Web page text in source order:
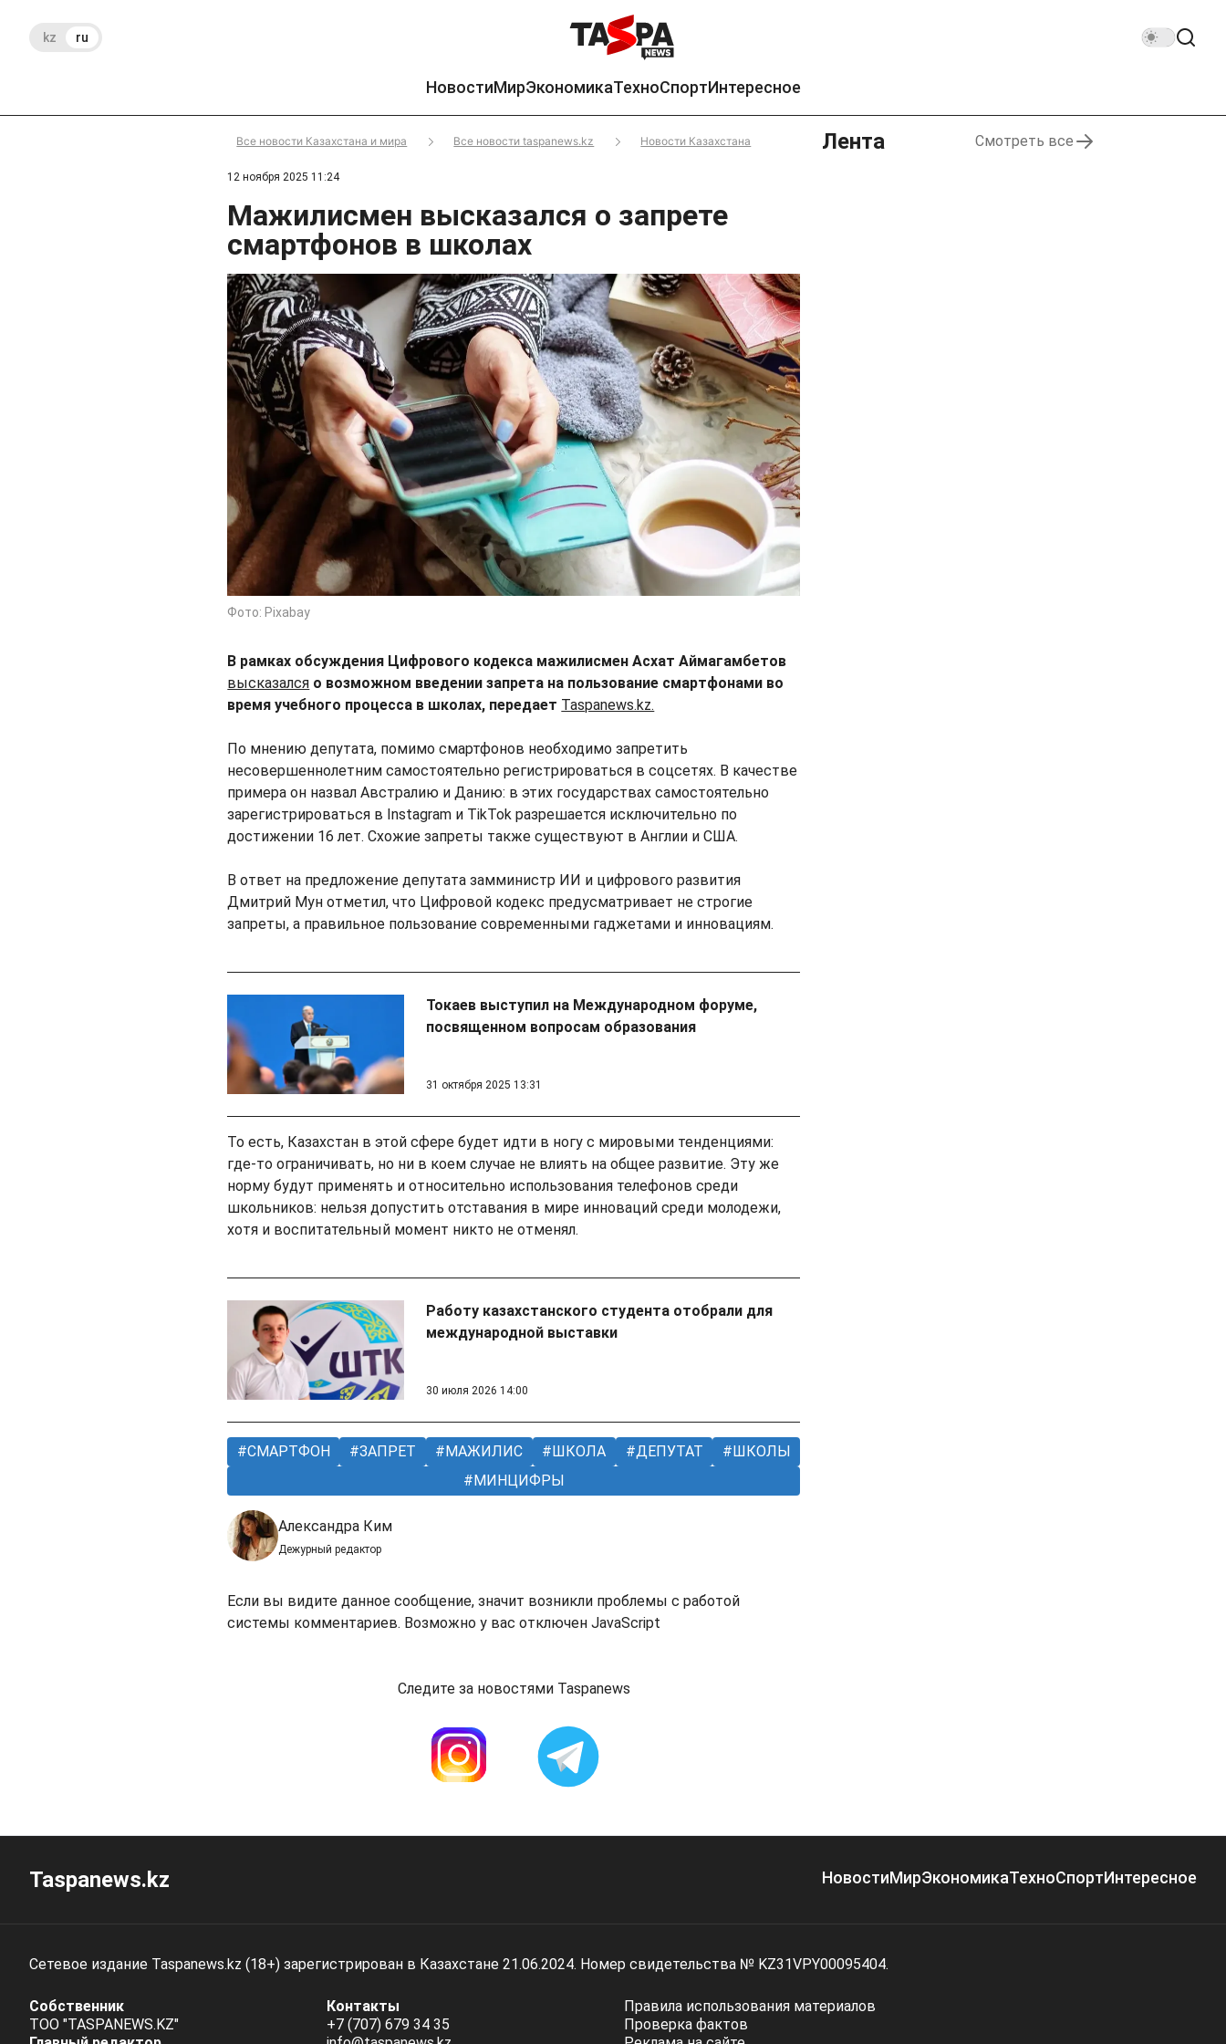
kz ru
НовостиМирЭкономикаТехноСпортИнтересное
Все новости Казахстана и мира Все новости taspanews.kz Новости Казахстана
12 ноября 2025 11:24
Мажилисмен высказался о запрете
смартфонов в школах
Фото: Pixabay
В рамках обсуждения Цифрового кодекса мажилисмен Асхат Аймагамбетов
высказался о возможном введении запрета на пользование смартфонами во
время учебного процесса в школах, передает Taspanews.kz.
По мнению депутата, помимо смартфонов необходимо запретить
несовершеннолетним самостоятельно регистрироваться в соцсетях. В качестве
примера он назвал Австралию и Данию: в этих государствах самостоятельно
зарегистрироваться в Instagram и TikTok разрешается исключительно по
достижении 16 лет. Схожие запреты также существуют в Англии и США.
В ответ на предложение депутата замминистр ИИ и цифрового развития
Дмитрий Мун отметил, что Цифровой кодекс предусматривает не строгие
запреты, а правильное пользование современными гаджетами и инновациям.
Токаев выступил на Международном форуме,
посвященном вопросам образования
31 октября 2025 13:31
То есть, Казахстан в этой сфере будет идти в ногу с мировыми тенденциями:
где-то ограничивать, но ни в коем случае не влиять на общее развитие. Эту же
норму будут применять и относительно использования телефонов среди
школьников: нельзя допустить отставания в мире инноваций среди молодежи,
хотя и воспитательный момент никто не отменял.
Работу казахстанского студента отобрали для
международной выставки
30 июля 2026 14:00
СМАРТФОН ЗАПРЕТ МАЖИЛИС ШКОЛА ДЕПУТАТ
ШКОЛЫ
МИНЦИФРЫ
Александра Ким
Дежурный редактор
Если вы видите данное сообщение, значит возникли проблемы с работой
системы комментариев. Возможно у вас отключен JavaScript
Следите за новостями Taspanews
Лента Смотреть все
Taspanews.kz НовостиМирЭкономикаТехноСпортИнтересное
Сетевое издание Taspanews.kz (18+) зарегистрирован в Казахстане 21.06.2024. Номер свидетельства № KZ31VPY00095404.
Собственник
ТОО "TASPANEWS.KZ"
Контакты
+7 (707) 679 34 35
Правила использования материалов
Проверка фактов